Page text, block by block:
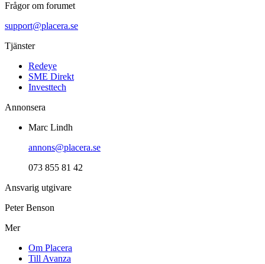
Frågor om forumet
support@placera.se
Tjänster
Redeye
SME Direkt
Investtech
Annonsera
Marc Lindh
annons@placera.se
073 855 81 42
Ansvarig utgivare
Peter Benson
Mer
Om Placera
Till Avanza